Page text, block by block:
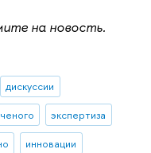
на новость.
дискуссии
экспертиза
инновации